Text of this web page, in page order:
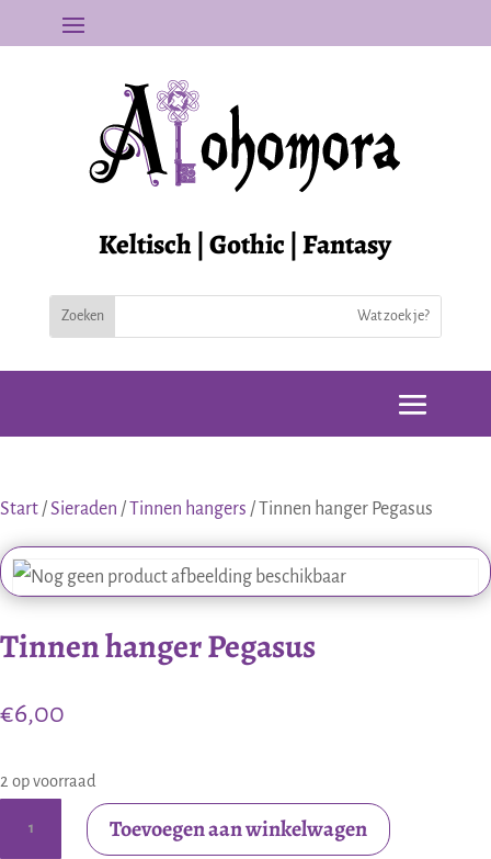
Keltisch | Gothic | Fantasy
Start /Sieraden /Tinnen hangers / Tinnen hanger Pegasus
Tinnen hanger Pegasus
€6,00
2 op voorraad
Toevoegen aan winkelwagen